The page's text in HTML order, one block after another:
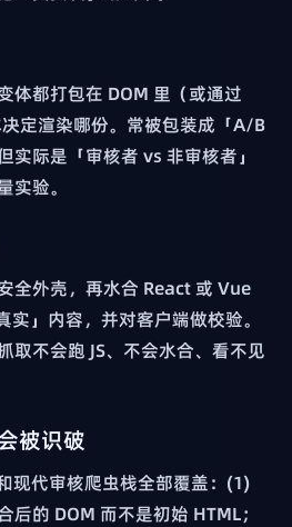
体都打包在 DOM 里（或通过
定渲染哪份。常被包装成「A/B
实际是「审核者 vs 非审核者」
实验。
全外壳，再水合 React 或 Vue
实」内容，并对客户端做校验。
取不会跑 JS、不会水合、看不见
被识破
现代审核爬虫栈全部覆盖：(1)
后的 DOM 而不是初始 HTML；